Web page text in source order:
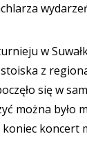
w
z
się w
można
koncert